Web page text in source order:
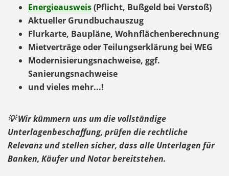
Energieausweis(Pflicht, Bußgeld bei Verstoß)
Aktueller Grundbuchauszug
Flurkarte, Baupläne, Wohnflächenberechnung
Mietverträge oder Teilungserklärung bei WEG
Modernisierungsnachweise, ggf.
Sanierungsnachweise
und vieles mehr...!
💡 Wir kümmern uns um die vollständige
Unterlagenbeschaffung, prüfen die rechtliche
Relevanz und stellen sicher, dass alle Unterlagen für
Banken, Käufer und Notar bereitstehen.